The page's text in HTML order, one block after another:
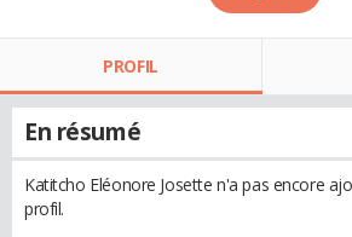
PROFIL
En résumé
Katitcho Eléonore Josette n'a pas encore
profil.